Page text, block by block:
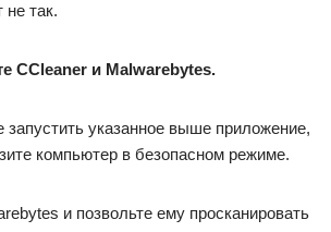
не так.
CCleaner и Malwarebytes.
указанное выше приложение,
компьютер в безопасном режиме.
и позвольте ему просканировать